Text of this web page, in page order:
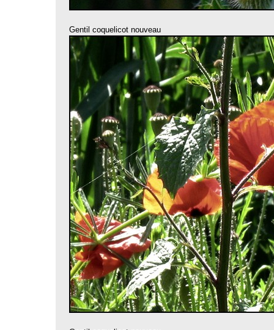
Gentil coquelicot nouveau